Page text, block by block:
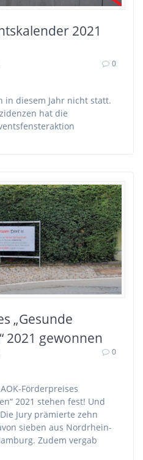
2021
0
in diesem Jahr nicht statt.
hat die
„Gesunde
2021 gewonnen
0
Förderpreises
2021 stehen fest! Und
Jury prämierte zehn
sieben aus Nordrhein-
Zudem vergab